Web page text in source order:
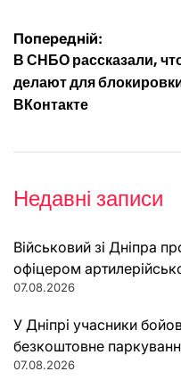
Навігація
записів
Попередній:
В СНБО рассказали,
делают для
ВКонтакте
Недавні записи
Військовий зі Дніпра
офіцером
07.08.2026
У Дніпрі учасники
безкоштовне
07.08.2026